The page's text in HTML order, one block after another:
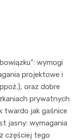
wymogi
projektowe i
oraz dobre
prywatnych
twardo jak gaśnice
jasny: wymagania
częściej tego